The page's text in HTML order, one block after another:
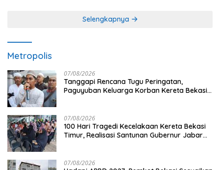
Selengkapnya
Metropolis
07/08/2026
Tanggapi Rencana Tugu Peringatan,
Paguyuban Keluarga Korban Kereta Bekasi
07/08/2026
100 Hari Tragedi Kecelakaan Kereta Bekasi
Timur, Realisasi Santunan Gubernur Jabar
07/08/2026